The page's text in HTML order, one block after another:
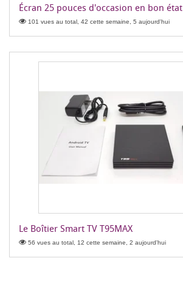
Écran 25 pouces d'occasion en bon état
101 vues au total, 42 cette semaine, 5 aujourd'hui
Le Boîtier Smart TV T95MAX
56 vues au total, 12 cette semaine, 2 aujourd'hui